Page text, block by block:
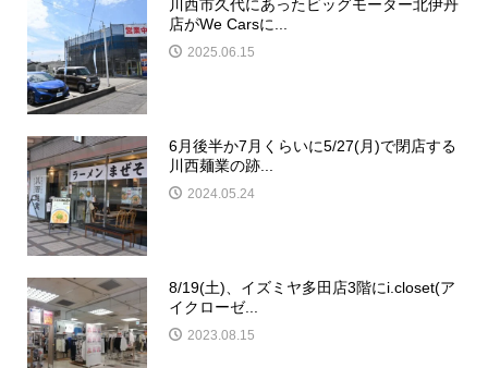
川西市久代にあったビッグモーター北伊丹
店がWe Carsに...
2025.06.15
6月後半か7月くらいに5/27(月)で閉店する
川西麺業の跡...
2024.05.24
8/19(土)、イズミヤ多田店3階にi.closet(ア
イクローゼ...
2023.08.15